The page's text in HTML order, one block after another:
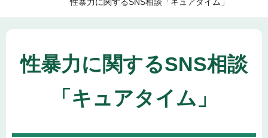
性暴力に関するSNS相談「キュアタイム」
性暴力に関するSNS相談
「キュアタイム」